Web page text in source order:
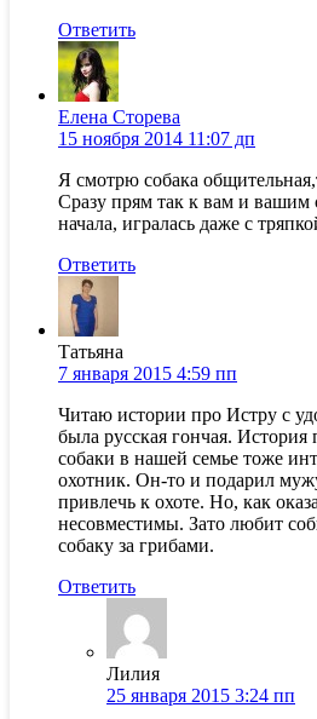
Ответить
Елена Сторева
15 ноября 2014 11:07 дп
Я смотрю собака
Сразу прям так к вам и вашим
начала, игралась даже с
Ответить
Татьяна
7 января 2015 4:59 пп
Читаю истории про Истру с
была русская гончая. История
собаки в нашей семье тоже
охотник. Он-то и подарил
привлечь к охоте. Но, как
несовместимы. Зато любит
собаку за грибами.
Ответить
Лилия
25 января 2015 3:24 пп